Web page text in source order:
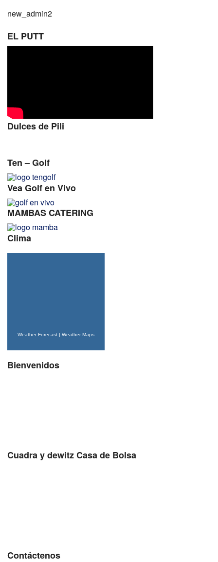
new_admin2
EL PUTT
Dulces de Pili
Ten – Golf
Vea Golf en Vivo
MAMBAS CATERING
Clima
Weather Forecast | Weather Maps
Bienvenidos
Cuadra y dewitz Casa de Bolsa
Contáctenos